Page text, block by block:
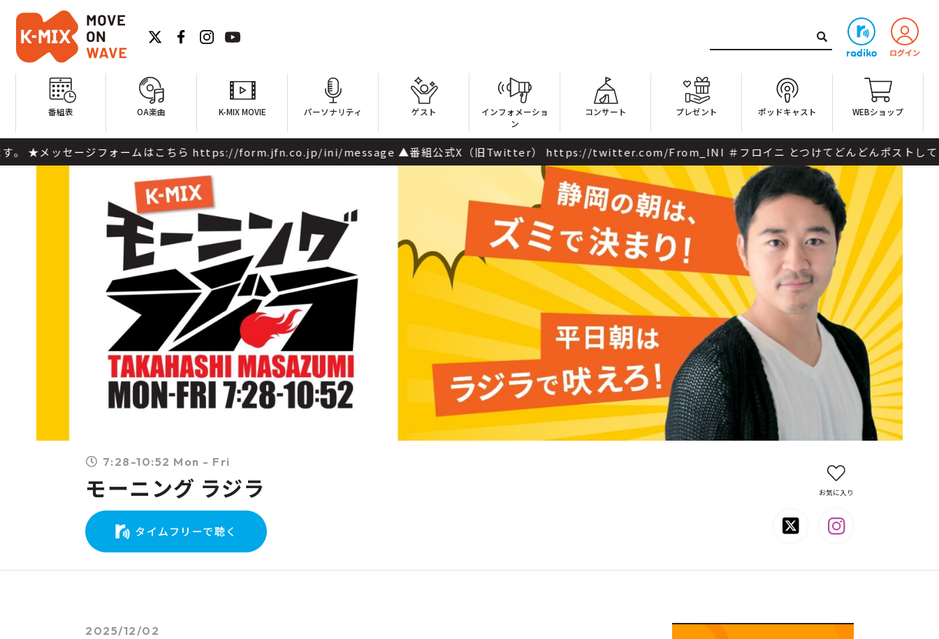
番組表 OA楽曲 K-MIX MOVIE パーソナリティ ゲスト
インフォメーショ
ン
コンサート プレゼント ポッドキャスト WEBショップ
ージフォームはこちら https://form.jfn.co.jp/ini/message ▲番組公式X（旧Twitter） https://twitter.com/From_INI ＃フロイニ とつけてどんどんポストしてください
7:28-10:52 Mon - Fri
モーニング ラジラ
タイムフリーで聴く
お気に入り
2025/12/02